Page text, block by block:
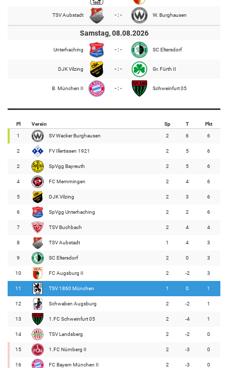
TSV Aubstadt - : - W. Burghausen
Samstag, 08.08.2026
Unterhaching - : - SC Eltersdorf
DJK Vilzing - : - Gr. Fürth II
B. München II - : - Schweinfurt 05
Pl Verein Sp T Pkt
1 SV Wacker Burghausen 2 6 6
2 FV Illertissen 1921 2 5 6
2 SpVgg Bayreuth 2 5 6
4 FC Memmingen 2 4 6
5 DJK Vilzing 2 3 6
6 SpVgg Unterhaching 2 2 6
7 TSV Buchbach 2 4 4
8 TSV Aubstadt 1 4 3
9 SC Eltersdorf 2 0 3
10 FC Augsburg II 2 -2 3
11 TSV 1860 München 1 0 1
12 Schwaben Augsburg 2 -2 1
13 1.FC Schweinfurt 05 2 -4 1
14 TSV Landsberg 2 -2 0
15 1.FC Nürnberg II 2 -3 0
16 FC Bayern München II 2 -3 0